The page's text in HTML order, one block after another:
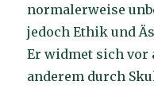
normalerweise
jedoch Ethik und
Er widmet sich vor
anderem durch